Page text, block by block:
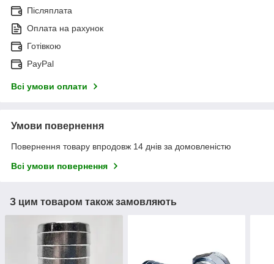
Післяплата
Оплата на рахунок
Готівкою
PayPal
Всі умови оплати
Умови повернення
Повернення товару впродовж 14 днів за домовленістю
Всі умови повернення
З цим товаром також замовляють